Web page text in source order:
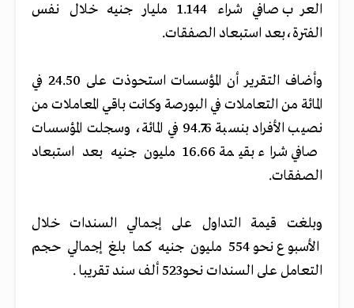
العرب صافي شراء 1.144 مليار جنيه خلال نفس
الفترة،بعد استبعاد الصفقات.
وأضاف التقرير أن المؤسسات استحوذت على 24.50 في
المائة من التعاملات في البورصة وكانت باقي المعاملات من
نصيب الأفراد بنسبة 94.76 في المائة، وسجلت المؤسسات
صافي شراء بقيمة 16.66 مليون جنيه بعد استبعاد
الصفقات.
وبلغت قيمة التداول على إجمالي السندات خلال
الأسبوع نحو 554 مليون جنيه كما بلغ إجمالي حجم
التعامل على السندات نحو523 ألف سند تقريبا .